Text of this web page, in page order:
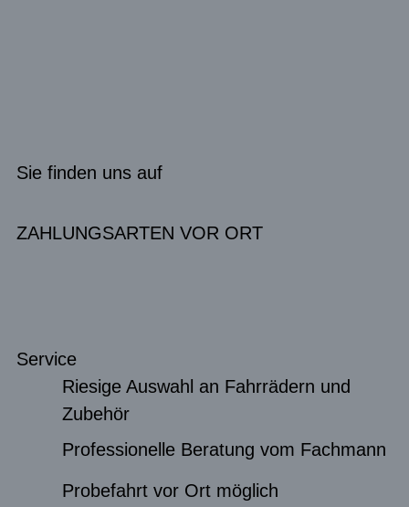
Sie finden uns auf
ZAHLUNGSARTEN VOR ORT
Service
Riesige Auswahl an Fahrrädern und
Zubehör
Professionelle Beratung vom Fachmann
Probefahrt vor Ort möglich